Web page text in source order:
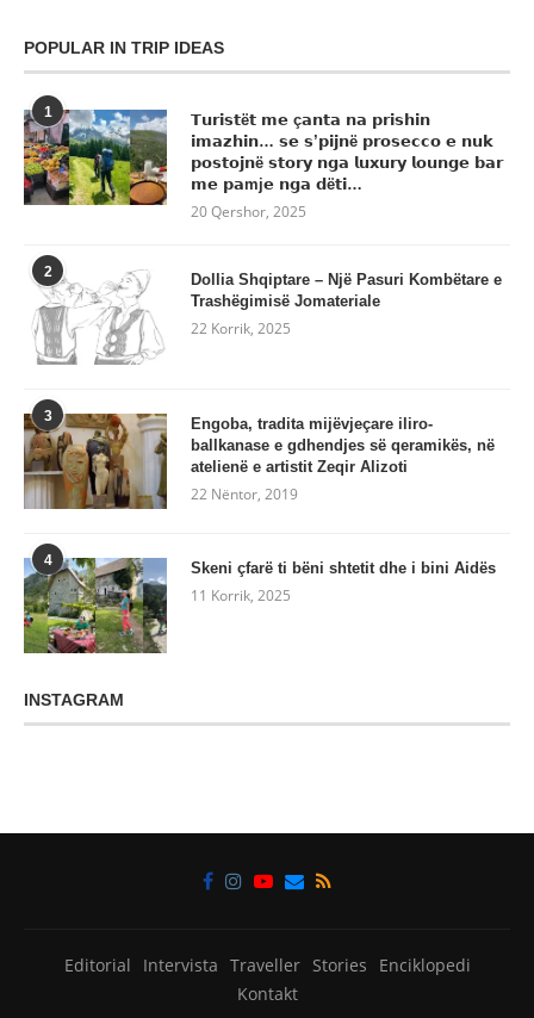
POPULAR IN TRIP IDEAS
1
𝗧𝘂𝗿𝗶𝘀𝘁ë𝘁 𝗺𝗲 ç𝗮𝗻𝘁𝗮 𝗻𝗮 𝗽𝗿𝗶𝘀𝗵𝗶𝗻
𝗶𝗺𝗮𝘇𝗵𝗶𝗻… 𝘀𝗲 𝘀’𝗽𝗶𝗷𝗻ë 𝗽𝗿𝗼𝘀𝗲𝗰𝗰𝗼 𝗲 𝗻𝘂𝗸
𝗽𝗼𝘀𝘁𝗼𝗷𝗻ë 𝘀𝘁𝗼𝗿𝘆 𝗻𝗴𝗮 𝗹𝘂𝘅𝘂𝗿𝘆 𝗹𝗼𝘂𝗻𝗴𝗲 𝗯𝗮𝗿
𝗺𝗲 𝗽𝗮mj𝗲 𝗻𝗴𝗮 𝗱ë𝘁𝗶…
20 Qershor, 2025
2
Dollia Shqiptare – Një Pasuri Kombëtare e
Trashëgimisë Jomateriale
22 Korrik, 2025
3
Engoba, tradita mijëvjeçare iliro-
ballkanase e gdhendjes së qeramikës, në
atelienë e artistit Zeqir Alizoti
22 Nëntor, 2019
4 Skeni çfarë ti bëni shtetit dhe i bini Aidës
11 Korrik, 2025
INSTAGRAM
Editorial Intervista Traveller Stories
Enciklopedi
Kontakt